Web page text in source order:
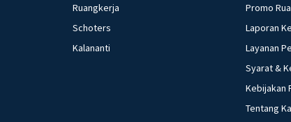
Ruangkerja
Schoters
Kalananti
Promo
Laporan
Layanan
Syarat &
Kebijakan
Tentang